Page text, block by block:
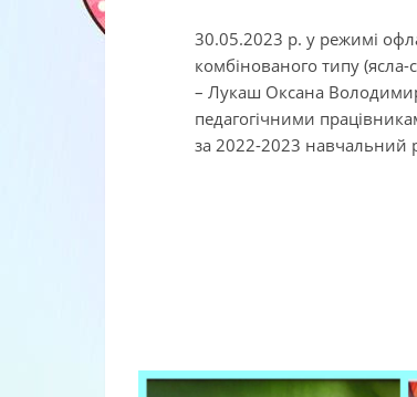
30.05.2023 р. у режимі
комбінованого типу (ясла-
– Лукаш Оксана
педагогічними
за 2022-2023 навчальний